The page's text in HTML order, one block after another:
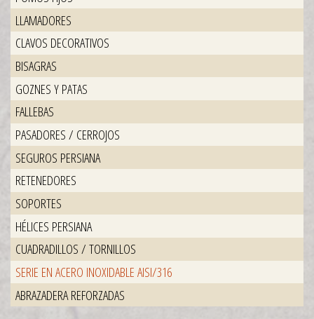
LLAMADORES
CLAVOS DECORATIVOS
BISAGRAS
GOZNES Y PATAS
FALLEBAS
PASADORES / CERROJOS
SEGUROS PERSIANA
RETENEDORES
SOPORTES
HÉLICES PERSIANA
CUADRADILLOS / TORNILLOS
SERIE EN ACERO INOXIDABLE AISI/316
ABRAZADERA REFORZADAS